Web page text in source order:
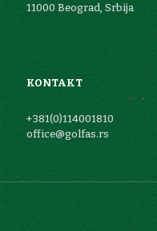
11000 Beograd, Srbija
KONTAKT
+381(0)114001810
office@golfas.rs